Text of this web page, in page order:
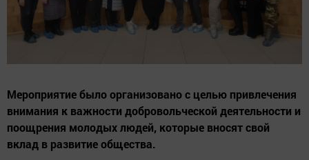
Мероприятие было организовано с целью привлечения
внимания к важности добровольческой деятельности и
поощрения молодых людей, которые вносят свой
вклад в развитие общества.